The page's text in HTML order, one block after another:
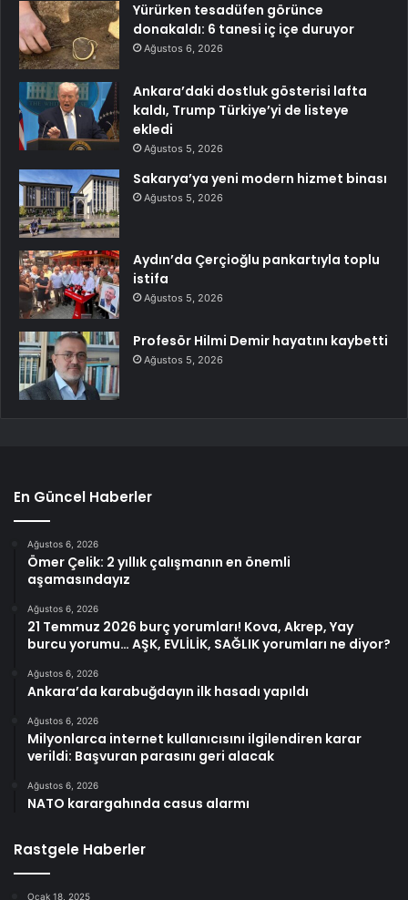
Yürürken tesadüfen görünce
donakaldı: 6 tanesi iç içe duruyor
Ağustos 6, 2026
Ankara’daki dostluk gösterisi lafta
kaldı, Trump Türkiye’yi de listeye
ekledi
Ağustos 5, 2026
Sakarya’ya yeni modern hizmet binası
Ağustos 5, 2026
Aydın’da Çerçioğlu pankartıyla toplu
istifa
Ağustos 5, 2026
Profesör Hilmi Demir hayatını kaybetti
Ağustos 5, 2026
En Güncel Haberler
Ağustos 6, 2026
Ömer Çelik: 2 yıllık çalışmanın en önemli
aşamasındayız
Ağustos 6, 2026
21 Temmuz 2026 burç yorumları! Kova, Akrep, Yay
burcu yorumu… AŞK, EVLİLİK, SAĞLIK yorumları ne diyor?
Ağustos 6, 2026
Ankara’da karabuğdayın ilk hasadı yapıldı
Ağustos 6, 2026
Milyonlarca internet kullanıcısını ilgilendiren karar
verildi: Başvuran parasını geri alacak
Ağustos 6, 2026
NATO karargahında casus alarmı
Rastgele Haberler
Ocak 18, 2025